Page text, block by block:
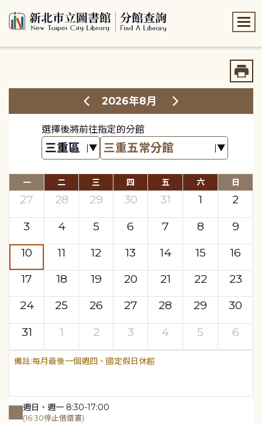
2026年8月
選擇後將前往指定的分館
一 二 三 四 五 六 日
27 28 29 30 31 1
2
3
4 5 6 7 8
9
10
11 12 13 14 15
16
17
18 19 20 21 22
23
24
25 26 27 28 29
30
31
1 2 3 4 5 6
每月最後一個週四、國定假日休館
週日、週一 8:30-17:00
(16:30停止借還書)